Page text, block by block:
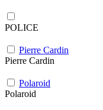
POLICE
Pierre Cardin
Pierre Cardin
Polaroid
Polaroid